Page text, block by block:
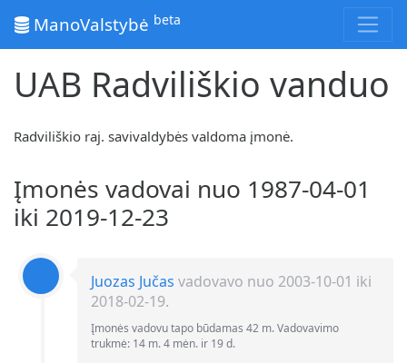
ManoValstybė beta
UAB Radviliškio vanduo
Radviliškio raj. savivaldybės valdoma įmonė.
Įmonės vadovai nuo 1987-04-01
iki 2019-12-23
Juozas Jučas vadovavo nuo 2003-10-01 iki
2018-02-19.
Įmonės vadovu tapo būdamas 42 m. Vadovavimo
trukmė: 14 m. 4 mėn. ir 19 d.